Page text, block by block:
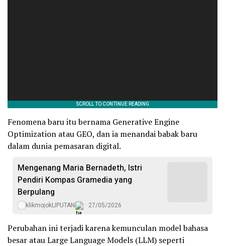
Fenomena baru itu bernama Generative Engine
Optimization atau GEO, dan ia menandai babak baru
dalam dunia pemasaran digital.
Mengenang Maria Bernadeth, Istri
Pendiri Kompas Gramedia yang
Berpulang
klikmojokLIPUTAN 27/05/2026
Perubahan ini terjadi karena kemunculan model bahasa
besar atau Large Language Models (LLM) seperti